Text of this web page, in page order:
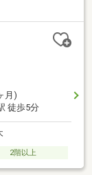
月)
徒歩5分
2階以上